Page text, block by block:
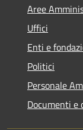
Aree
Uffici
Enti e
Politici
Personale
Documenti e